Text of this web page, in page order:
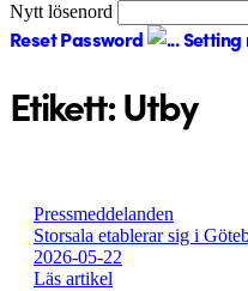
Nytt lösenord
Reset Password Setting
Etikett:Utby
Pressmeddelanden
Storsala etablerar sig i
2026-05-22
Läs artikel